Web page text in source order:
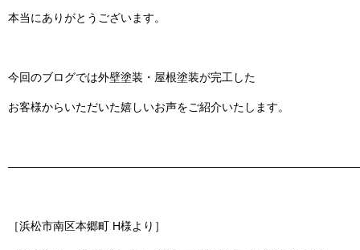
本当にありがとうございます。
今回のブログでは外壁塗装・屋根塗装が完工した
お客様からいただいた嬉しいお声をご紹介いたします。
［浜松市南区本郷町 H様より］